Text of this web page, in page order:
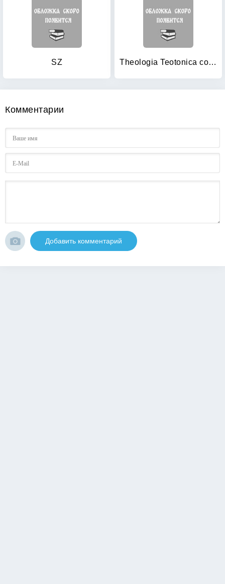
SZ Theologia Teotonica contemporanea: Германская мысль конца XIX — начала XX в. о религии, искусстве, философии
Комментарии